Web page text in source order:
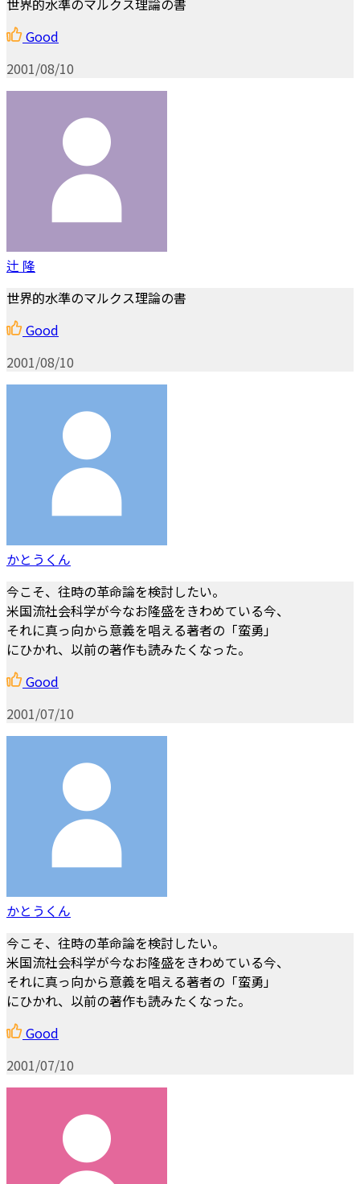
Good
2001/08/10
辻 隆
世界的水準のマルクス理論の書
Good
2001/08/10
かとうくん
今こそ、往時の革命論を検討したい。
米国流社会科学が今なお隆盛をきわめている今、
それに真っ向から意義を唱える著者の「蛮勇」
にひかれ、以前の著作も読みたくなった。
Good
2001/07/10
かとうくん
今こそ、往時の革命論を検討したい。
米国流社会科学が今なお隆盛をきわめている今、
それに真っ向から意義を唱える著者の「蛮勇」
にひかれ、以前の著作も読みたくなった。
Good
2001/07/10